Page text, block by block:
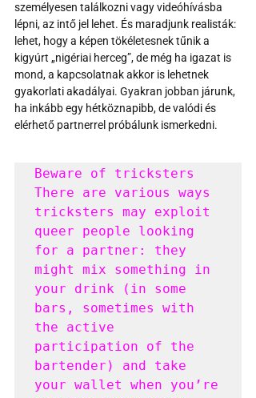
személyesen találkozni vagy videóhívásba
lépni, az intő jel lehet. És maradjunk realisták:
lehet, hogy a képen tökéletesnek tűnik a
kigyúrt „nigériai herceg”, de még ha igazat is
mond, a kapcsolatnak akkor is lehetnek
gyakorlati akadályai. Gyakran jobban járunk,
ha inkább egy hétköznapibb, de valódi és
elérhető partnerrel próbálunk ismerkedni.
Beware of tricksters
There are various ways
tricksters may exploit
queer people looking
for a partner: they
might mix something in
your drink (in some
bars, sometimes with
the active
participation of the
bartender) and take
your wallet when you’re